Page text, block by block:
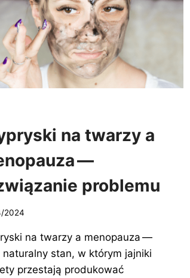
na twarzy a
—
problemu
2024
na twarzy a menopauza —
naturalny stan, w którym jajniki
przestają produkować